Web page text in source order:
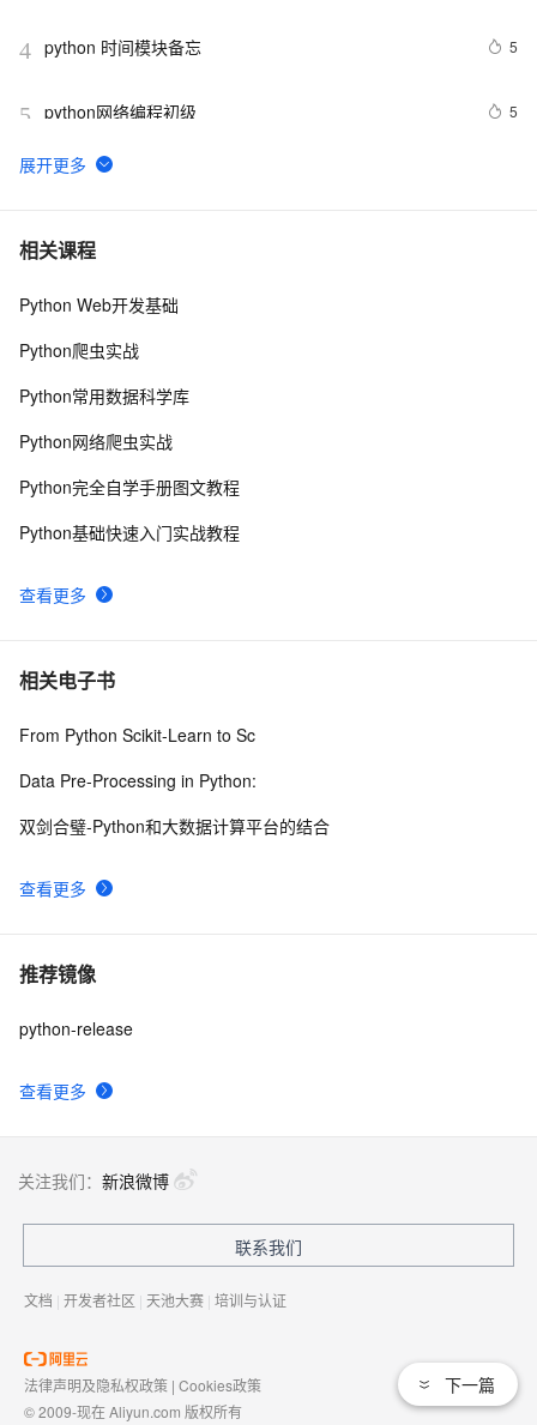
4 python 时间模块备忘 5
5 python网络编程初级 5
6 Python功能强大、灵活可扩展的Statsmodels库
7 python day Twelve
8 python join 和 split的常用使用方法
10python中使用and和or来实现其它语言中的?号表达式
相关课程
查看更多
Python Web开发基础
Python爬虫实战
Python常用数据科学库
Python网络爬虫实战
Python完全自学手册图文教程
Python基础快速入门实战教程
相关电子书
查看更多
From Python Scikit-Learn to Sc
Data Pre-Processing in Python:
双剑合璧-Python和大数据计算平台的结合
推荐镜像
查看更多
python-release
下一篇
关注我们： 新浪微博
联系我们
文档 | 开发者社区 | 天池大赛 | 培训与认证
法律声明及隐私权政策 | Cookies政策
© 2009-现在 Aliyun.com 版权所有